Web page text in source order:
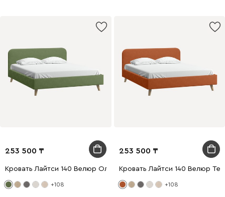
253 500
Кровать Лайтси 140 Велюр Оливковый
+108
253 500
Кровать Лайтси 140 Велюр
+108